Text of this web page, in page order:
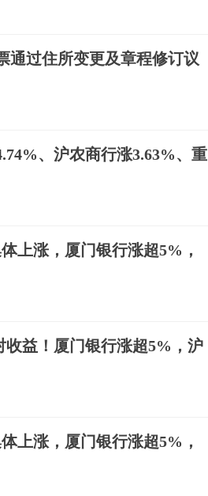
通过住所变更及章程修订议
、沪农商行涨3.63%、重
上涨，厦门银行涨超5%，
收益！厦门银行涨超5%，沪
上涨，厦门银行涨超5%，